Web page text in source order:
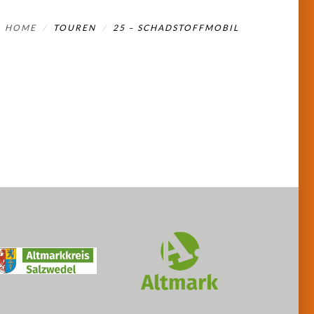
HOME TOUREN 25 – SCHADSTOFFMOBIL